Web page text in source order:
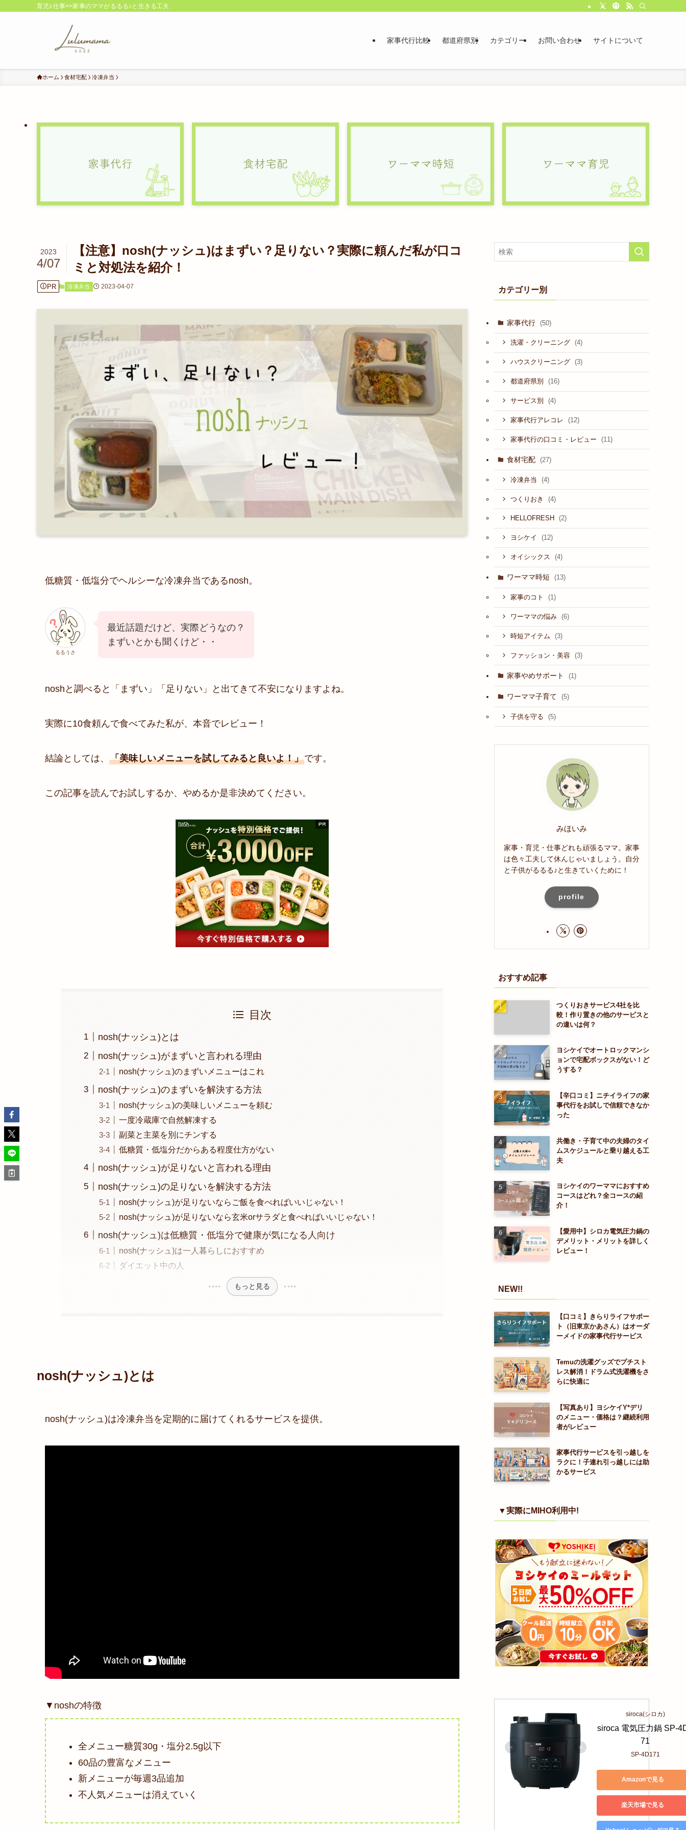
育児≧仕事>>家事のママがるるる♪と生きる工夫
家事代行比較 都道府県別 カテゴリー お問い合わせ サイトについて
ホーム 食材宅配 冷凍弁当
【注意】nosh(ナッシュ)はまずい？足りない？実際に頼んだ私が口コ
ミと対処法を紹介！
2023
4/07
PR 冷凍弁当 2023-04-07
低糖質・低塩分でヘルシーな冷凍弁当であるnosh。
るるうさ
最近話題だけど、実際どうなの？
まずいとかも聞くけど・・
noshと調べると「まずい」「足りない」と出てきて不安になりますよね。
実際に10食頼んで食べてみた私が、本音でレビュー！
結論としては、 「美味しいメニューを試してみると良いよ！」です。
この記事を読んでお試しするか、やめるか是非決めてください。
目次
nosh(ナッシュ)とは
nosh(ナッシュ)がまずいと言われる理由
nosh(ナッシュ)のまずいメニューはこれ
nosh(ナッシュ)のまずいを解決する方法
nosh(ナッシュ)の美味しいメニューを頼む
一度冷蔵庫で自然解凍する
副菜と主菜を別にチンする
低糖質・低塩分だからある程度仕方がない
nosh(ナッシュ)が足りないと言われる理由
nosh(ナッシュ)の足りないを解決する方法
nosh(ナッシュ)が足りないならご飯を食べればいいじゃない！
nosh(ナッシュ)が足りないなら玄米orサラダと食べればいいじゃない！
nosh(ナッシュ)は低糖質・低塩分で健康が気になる人向け
nosh(ナッシュ)は一人暮らしにおすすめ
ダイエット中の人
もっと見る
nosh(ナッシュ)とは
nosh(ナッシュ)は冷凍弁当を定期的に届けてくれるサービスを提供。
▼noshの特徴
全メニュー糖質30g・塩分2.5g以下
60品の豊富なメニュー
新メニューが毎週3品追加
不人気メニューは消えていく
カテゴリー別
家事代行 (50)
洗濯・クリーニング (4)
ハウスクリーニング (3)
都道府県別 (16)
サービス別 (4)
家事代行アレコレ (12)
家事代行の口コミ・レビュー (11)
食材宅配 (27)
冷凍弁当 (4)
つくりおき (4)
HELLOFRESH (2)
ヨシケイ (12)
オイシックス (4)
ワーママ時短 (13)
家事のコト (1)
ワーママの悩み (6)
時短アイテム (3)
ファッション・美容 (3)
家事やめサポート (1)
ワーママ子育て (5)
子供を守る (5)
みほいみ
家事・育児・仕事どれも頑張るママ。家事
は色々工夫して休んじゃいましょう。自分
と子供がるるる♪と生きていくために！
profile
おすすめ記事
つくりおきサービス4社を比
較！作り置きの他のサービスと
の違いは何？
ヨシケイでオートロックマンシ
ョンで宅配ボックスがない！ど
うする？
【辛口コミ】ニチイライフの家
事代行をお試しで信頼できなか
った
共働き・子育て中の夫婦のタイ
ムスケジュールと乗り越える工
夫
ヨシケイのワーママにおすすめ
コースはどれ？全コースの紹
介！
【愛用中】シロカ電気圧力鍋の
デメリット・メリットを詳しく
レビュー！
NEW!!
【口コミ】きらりライフサポー
ト（旧東京かあさん）はオーダ
ーメイドの家事代行サービス
Temuの洗濯グッズでプチスト
レス解消！ドラム式洗濯機をさ
らに快適に
【写真あり】ヨシケイY*デリ
のメニュー・価格は？継続利用
者がレビュー
家事代行サービスを引っ越しを
ラクに！子連れ引っ越しには助
かるサービス
▼実際にMIHO利用中!
siroca(シロカ)
siroca 電気圧力鍋 SP-
71
SP-4D171
Amazonで見る
楽天市場で見る